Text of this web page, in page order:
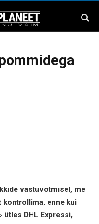
vastuvõtmisel, me
kontrollima, enne kui
ütles DHL Expressi,